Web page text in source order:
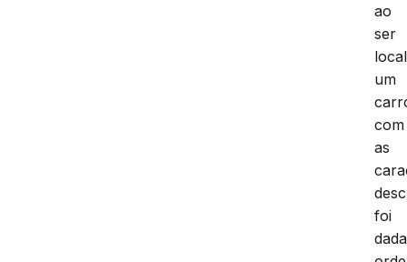
ao
ser
um
com
as
foi
dada